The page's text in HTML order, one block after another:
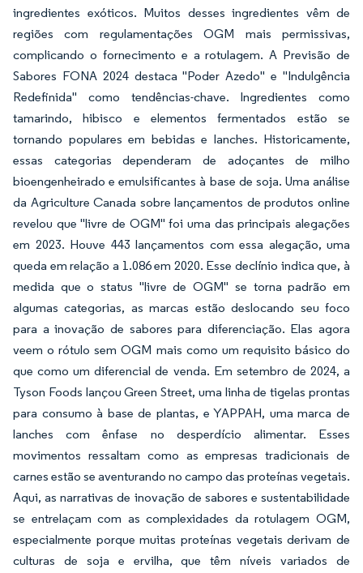
ingredientes exóticos. Muitos desses ingredientes vêm de
regiões com regulamentações OGM mais permissivas,
complicando o fornecimento e a rotulagem. A Previsão de
Sabores FONA 2024 destaca "Poder Azedo" e "Indulgência
Redefinida" como tendências-chave. Ingredientes como
tamarindo, hibisco e elementos fermentados estão se
tornando populares em bebidas e lanches. Historicamente,
essas categorias dependeram de adoçantes de milho
bioengenheirado e emulsificantes à base de soja. Uma análise
da Agriculture Canada sobre lançamentos de produtos online
revelou que "livre de OGM" foi uma das principais alegações
em 2023. Houve 443 lançamentos com essa alegação, uma
queda em relação a 1.086 em 2020. Esse declínio indica que, à
medida que o status "livre de OGM" se torna padrão em
algumas categorias, as marcas estão deslocando seu foco
para a inovação de sabores para diferenciação. Elas agora
veem o rótulo sem OGM mais como um requisito básico do
que como um diferencial de venda. Em setembro de 2024, a
Tyson Foods lançouGreen Street, uma linha de tigelas prontas
para consumo à base de plantas, eYAPPAH, uma marca de
lanches com ênfase no desperdício alimentar. Esses
movimentos ressaltam como as empresas tradicionais de
carnes estão se aventurando no campo das proteínas vegetais.
Aqui, as narrativas de inovação de sabores e sustentabilidade
se entrelaçam com as complexidades da rotulagem OGM,
especialmente porque muitas proteínas vegetais derivam de
culturas de soja e ervilha, que têm níveis variados de